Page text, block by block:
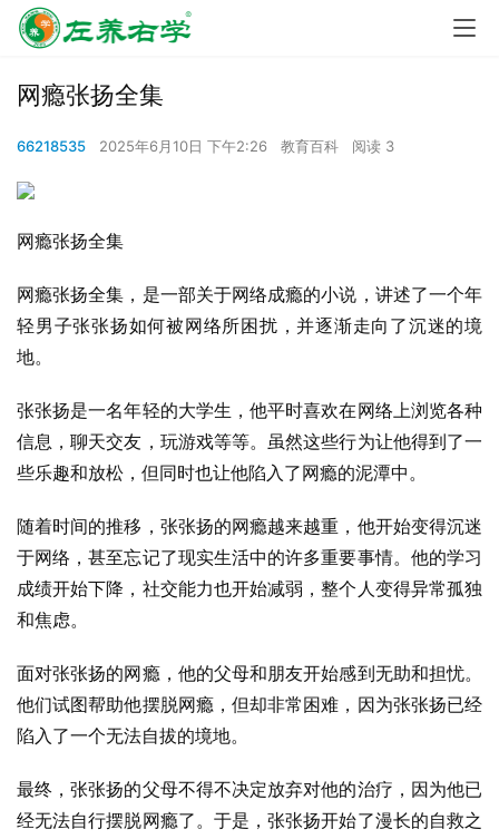
网瘾张扬全集
66218535 2025年6月10日 下午2:26 教育百科 阅读 3
网瘾张扬全集
网瘾张扬全集，是一部关于网络成瘾的小说，讲述了一个年
轻男子张张扬如何被网络所困扰，并逐渐走向了沉迷的境
地。
张张扬是一名年轻的大学生，他平时喜欢在网络上浏览各种
信息，聊天交友，玩游戏等等。虽然这些行为让他得到了一
些乐趣和放松，但同时也让他陷入了网瘾的泥潭中。
随着时间的推移，张张扬的网瘾越来越重，他开始变得沉迷
于网络，甚至忘记了现实生活中的许多重要事情。他的学习
成绩开始下降，社交能力也开始减弱，整个人变得异常孤独
和焦虑。
面对张张扬的网瘾，他的父母和朋友开始感到无助和担忧。
他们试图帮助他摆脱网瘾，但却非常困难，因为张张扬已经
陷入了一个无法自拔的境地。
最终，张张扬的父母不得不决定放弃对他的治疗，因为他已
经无法自行摆脱网瘾了。于是，张张扬开始了漫长的自救之